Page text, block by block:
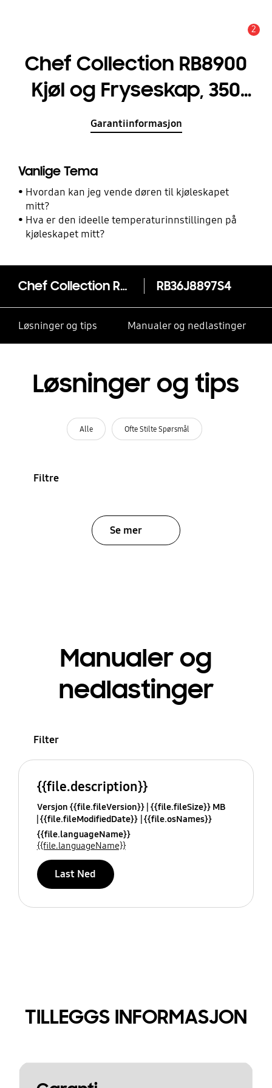
2
Chef Collection RB8900
Kjøl og Fryseskap, 350
liter
Garantiinformasjon
Vanlige Tema
Hvordan kan jeg vende døren til kjøleskapet
mitt?
Hva er den ideelle temperaturinnstillingen på
kjøleskapet mitt?
Chef Collection RB8900 Kjøl og Fryseskap, 350 liter RB36J8897S4
Løsninger og tips Manualer og nedlastinger
Løsninger og tips
Alle Ofte Stilte Spørsmål
Filtre
Se mer
Manualer og
nedlastinger
Filter
{{file.description}}
Versjon {{file.fileVersion}} {{file.fileSize}} MB
{{file.fileModifiedDate}} {{file.osNames}}
{{file.languageName}}
{{file.languageName}}
Last Ned
TILLEGGS INFORMASJON